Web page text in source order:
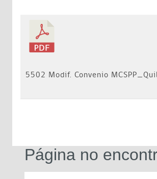
5502 Modif. Convenio
Página no